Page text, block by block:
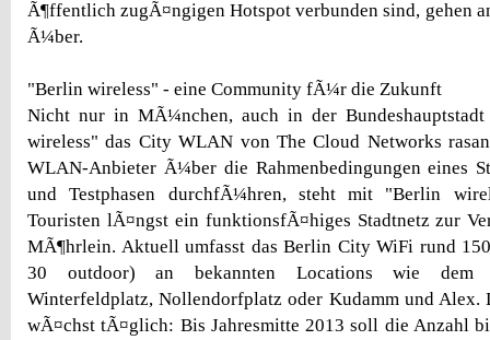
Ã¶ffentlich zugÃ¤ngigen Hotspot verbunden sind, gehen
Ã¼ber.
"Berlin wireless" - eine Community fÃ¼r die Zukunft
Nicht nur in MÃ¼nchen, auch in der
wireless" das City WLAN von The Cloud Networks
WLAN-Anbieter Ã¼ber die Rahmenbedingungen eines
und Testphasen durchfÃ¼hren, steht mit "Berlin
Touristen lÃ¤ngst ein funktionsfÃ¤higes Stadtnetz zur
MÃ¶hrlein. Aktuell umfasst das Berlin City WiFi rund
30 outdoor) an bekannten Locations wie dem
Winterfeldplatz, Nollendorfplatz oder Kudamm und Alex.
wÃ¤chst tÃ¤glich: Bis Jahresmitte 2013 soll die Anzahl